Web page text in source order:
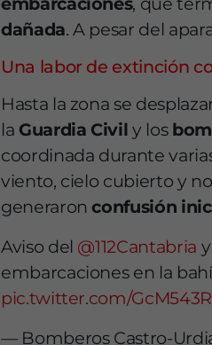
dañada. A pesar del
Una labor de extinción
Hasta la zona se
la Guardia Civil y los
coordinada durante
viento, cielo cubierto y
generaronconfusión
Aviso del @112Cantabria
embarcaciones en la
pic.twitter.com/
— Bomberos Castro-